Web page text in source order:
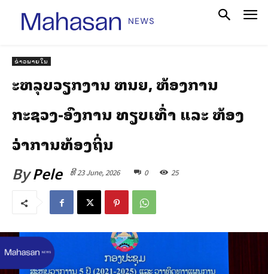
ຂ່າວພາຍໃນ
ສະຫລຸບວຽກງານ ຫສນຍ, ຫ້ອງການ
ກະຊວງ-ອົງການ ທຽບເທົ່າ ແລະ ຫ້ອງ
ວ່າການທ້ອງຖິ່ນ
ByPele ທີ 23 June, 2026 0 25